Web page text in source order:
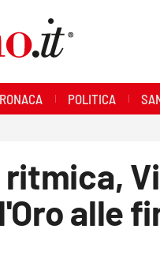
POLITICA
alle